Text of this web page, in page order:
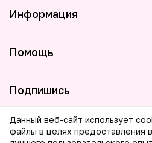
Информация
Помощь
Подпишись
Данный веб-сайт использует
файлы в целях предоставления